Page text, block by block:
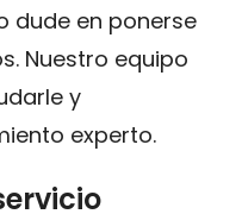
dude en ponerse
Nuestro equipo
y
experto.